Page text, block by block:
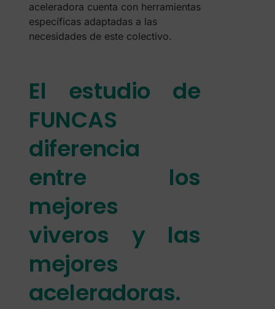
aceleradora cuenta con herramientas
específicas adaptadas a las
necesidades de este colectivo.
El estudio de
FUNCAS
diferencia
entre los
mejores
viveros y las
mejores
aceleradoras.